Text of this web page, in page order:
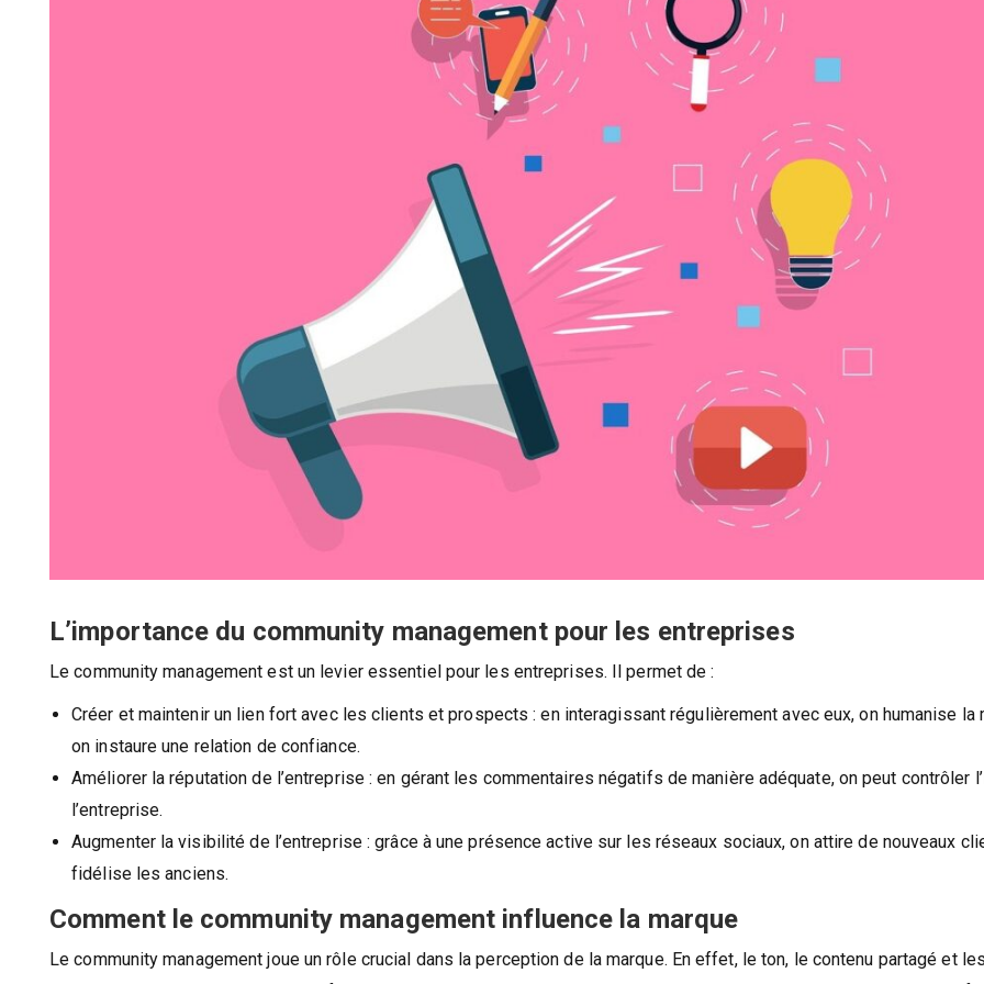
L’importance du community management pour les entreprises
Le community management est un levier essentiel pour les entreprises. Il permet de :
Créer et maintenir un lien fort avec les clients et prospects : en interagissant régulièrement avec eux, on humanise la
on instaure une relation de confiance.
Améliorer la réputation de l’entreprise : en gérant les commentaires négatifs de manière adéquate, on peut contrôler
l’entreprise.
Augmenter la visibilité de l’entreprise : grâce à une présence active sur les réseaux sociaux, on attire de nouveaux
fidélise les anciens.
Comment le community management influence la marque
Le community management joue un rôle crucial dans la perception de la marque. En effet, le ton, le contenu partagé et les